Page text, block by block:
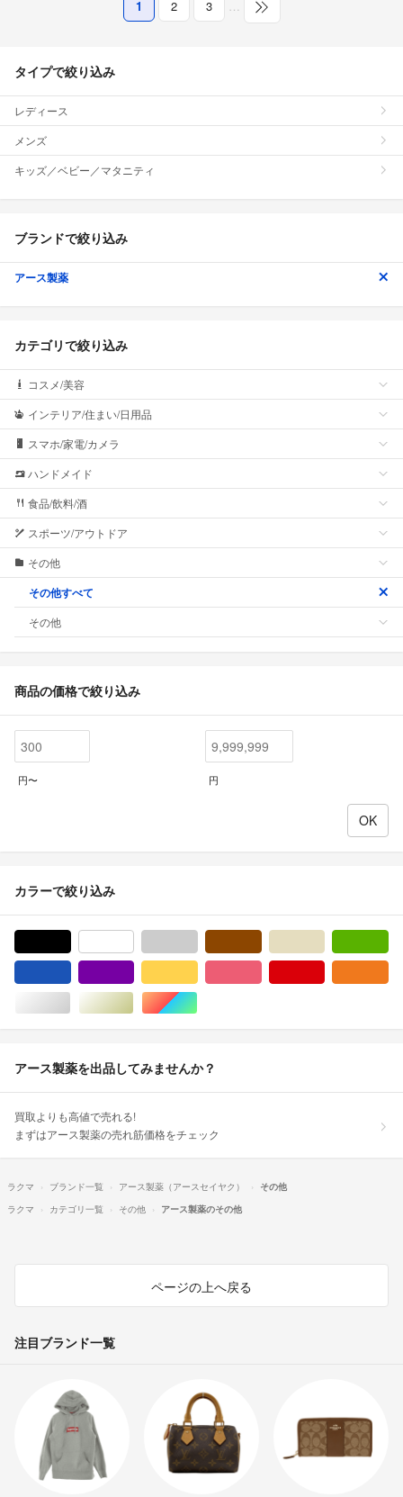
1 2 3 …
タイプで絞り込み
レディース
メンズ
キッズ／ベビー／マタニティ
ブランドで絞り込み
アース製薬
カテゴリで絞り込み
コスメ/美容
インテリア/住まい/日用品
スマホ/家電/カメラ
ハンドメイド
食品/飲料/酒
スポーツ/アウトドア
その他
その他すべて
その他
商品の価格で絞り込み
円〜 円
カラーで絞り込み
シルバー/銀色系ゴールド/金色系マルチカラー
アース製薬を出品してみませんか？
買取よりも高値で売れる!
まずはアース製薬の売れ筋価格をチェック
ラクマ ブランド一覧 アース製薬（アースセイヤク）
その他
ラクマ
カテゴリ一覧 その他 アース製薬のその他
ページの上へ戻る
注目ブランド一覧